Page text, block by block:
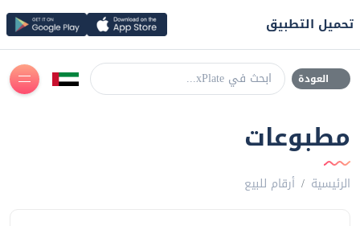
تحميل التطبيق
العودة ابحث في xPlate...
مطبوعات
الرئيسية أرقام للبيع